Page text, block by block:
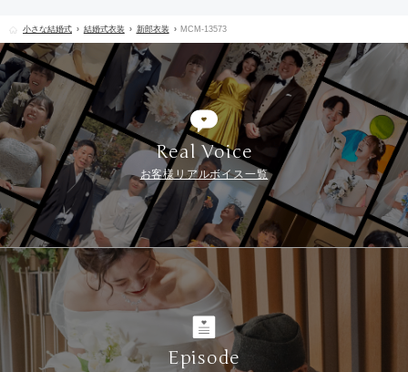
小さな結婚式 結婚式衣装 新郎衣装 MCM-13573
Real Voice
お客様リアルボイス一覧
Episode